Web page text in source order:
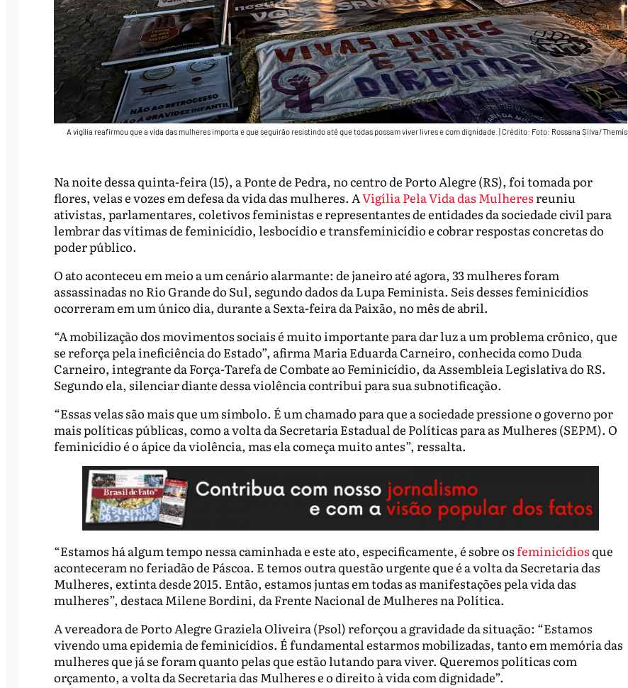
A vigília reafirmou que a vida das mulheres importa e que seguirão resistindo até que todas possam viver livres e com dignidade. |Crédito: Foto: Rossana Silva/Themis
Na noite dessa quinta-feira (15), a Ponte de Pedra, no centro de Porto Alegre (RS), foi tomada por
flores, velas e vozes em defesa da vida das mulheres. AVigília Pela Vida das Mulheres reuniu
ativistas, parlamentares, coletivos feministas e representantes de entidades da sociedade civil para
lembrar das vítimas de feminicídio, lesbocídio e transfeminicídio e cobrar respostas concretas do
poder público.
O ato aconteceu em meio a um cenário alarmante: de janeiro até agora, 33 mulheres foram
assassinadas no Rio Grande do Sul, segundo dados da Lupa Feminista. Seis desses feminicídios
ocorreram em um único dia, durante a Sexta-feira da Paixão, no mês de abril.
“A mobilização dos movimentos sociais é muito importante para dar luz a um problema crônico, que
se reforça pela ineficiência do Estado”, afirma Maria Eduarda Carneiro, conhecida como Duda
Carneiro, integrante da Força-Tarefa de Combate ao Feminicídio, da Assembleia Legislativa do RS.
Segundo ela, silenciar diante dessa violência contribui para sua subnotificação.
“Essas velas são mais que um símbolo. É um chamado para que a sociedade pressione o governo por
mais políticas públicas, como a volta da Secretaria Estadual de Políticas para as Mulheres (SEPM). O
feminicídio é o ápice da violência, mas ela começa muito antes”, ressalta.
“Estamos há algum tempo nessa caminhada e este ato, especificamente, é sobre os feminicídiosque
aconteceram no feriadão de Páscoa. E temos outra questão urgente que é a volta da Secretaria das
Mulheres, extinta desde 2015. Então, estamos juntas em todas as manifestações pela vida das
mulheres”, destaca Milene Bordini, da Frente Nacional de Mulheres na Política.
A vereadora de Porto Alegre Graziela Oliveira (Psol) reforçou a gravidade da situação: “Estamos
vivendo uma epidemia de feminicídios. É fundamental estarmos mobilizadas, tanto em memória das
mulheres que já se foram quanto pelas que estão lutando para viver. Queremos políticas com
orçamento, a volta da Secretaria das Mulheres e o direito à vida com dignidade”.